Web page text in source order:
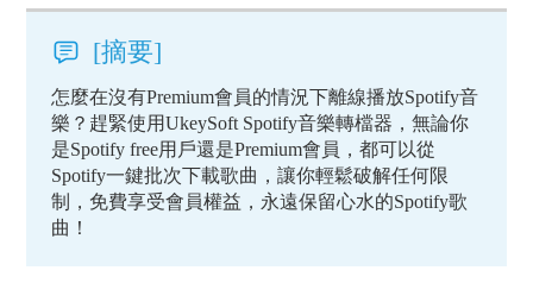
[摘要]
怎麼在沒有Premium會員的情況下離線播放Spotify音
樂？趕緊使用UkeySoft Spotify音樂轉檔器，無論你
是Spotify free用戶還是Premium會員，都可以從
Spotify一鍵批次下載歌曲，讓你輕鬆破解任何限
制，免費享受會員權益，永遠保留心水的Spotify歌
曲！